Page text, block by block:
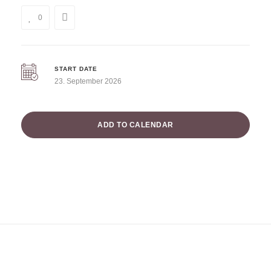
0
START DATE
23. September 2026
ADD TO CALENDAR